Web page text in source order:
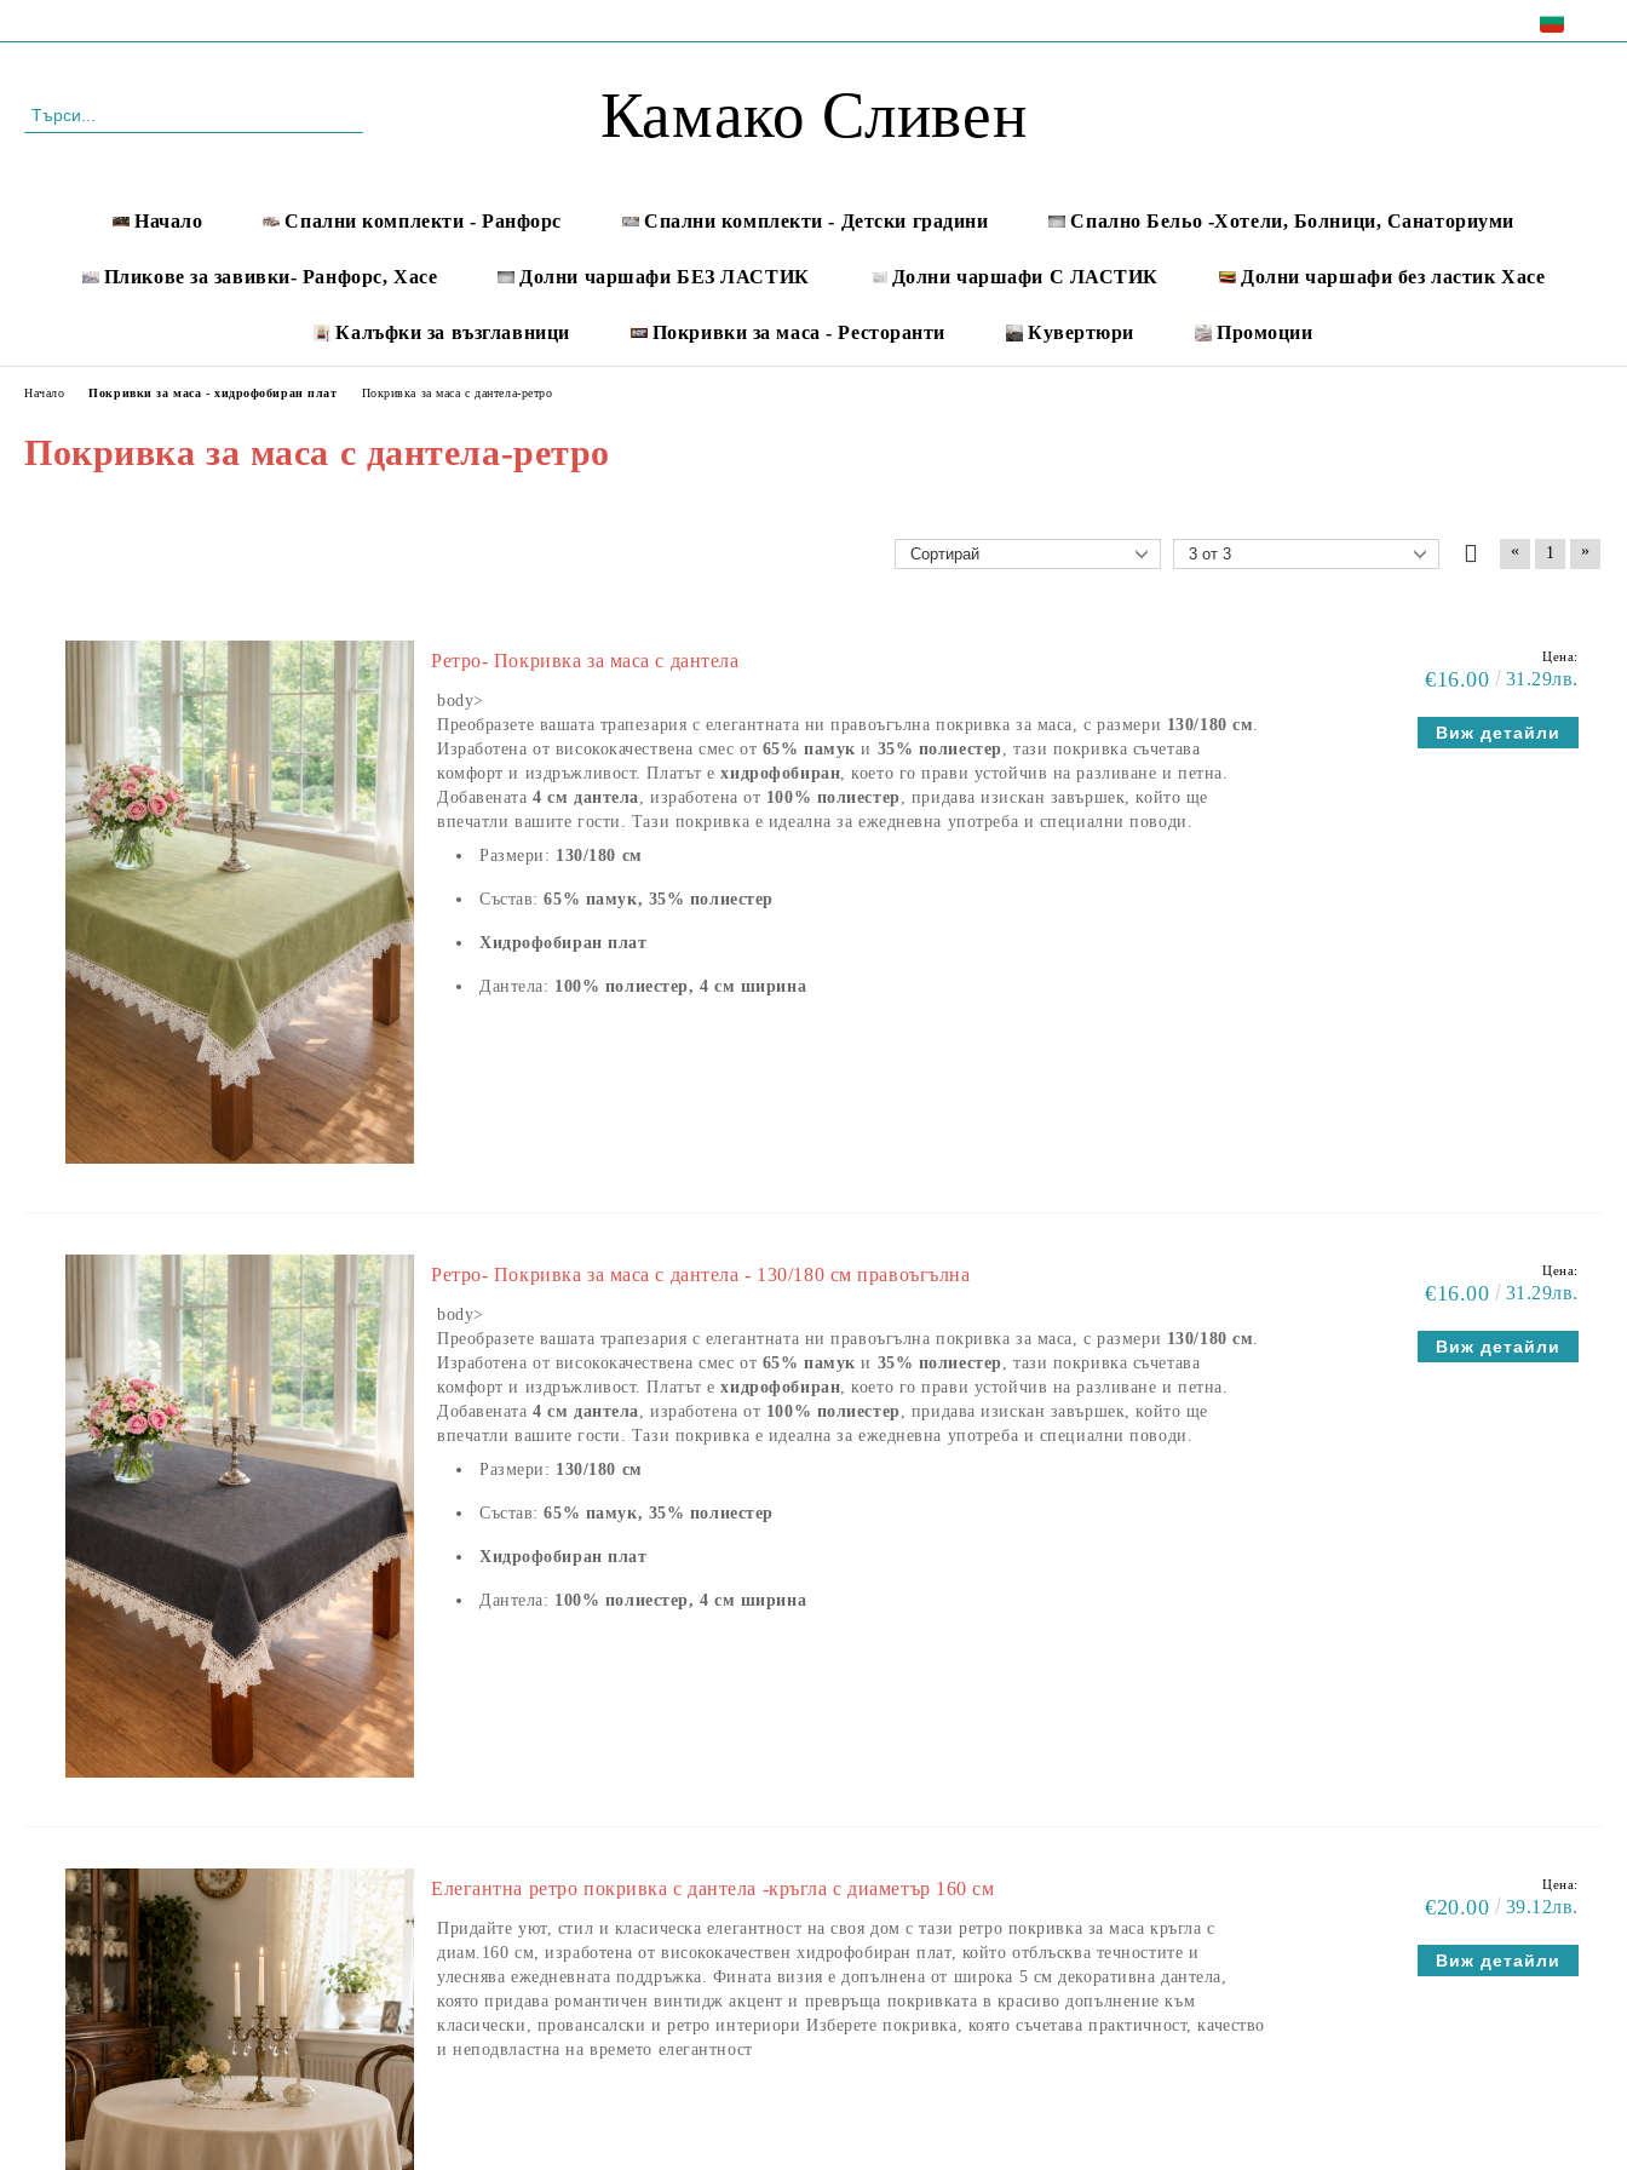
Камако Сливен
Начало Спални комплекти - Ранфорс Спални комплекти - Детски градини Спално Бельо -Хотели, Болници, Санаториуми
Пликове за завивки- Ранфорс, Хасе Долни чаршафи БЕЗ ЛАСТИК Долни чаршафи С ЛАСТИК Долни чаршафи без ластик Хасе
Калъфки за възглавници Покривки за маса - Ресторанти Кувертюри Промоции
Начало Покривки за маса - хидрофобиран плат Покривка за маса с дантела-ретро
Покривка за маса с дантела-ретро
« 1 »
Ретро- Покривка за маса с дантела
body>
Преобразете вашата трапезария с елегантната ни правоъгълна покривка за маса, с размери 130/180 см.
Изработена от висококачествена смес от 65% памук и 35% полиестер, тази покривка съчетава
комфорт и издръжливост. Платът ехидрофобиран, което го прави устойчив на разливане и петна.
Добавената4 см дантела, изработена от 100% полиестер, придава изискан завършек, който ще
впечатли вашите гости. Тази покривка е идеална за ежедневна употреба и специални поводи.
Размери: 130/180 см
Състав:65% памук, 35% полиестер
Хидрофобиран плат
Дантела: 100% полиестер, 4 см ширина
Цена:
€16.00 31.29лв.
Виж детайли
Ретро- Покривка за маса с дантела - 130/180 см правоъгълна
body>
Преобразете вашата трапезария с елегантната ни правоъгълна покривка за маса, с размери 130/180 см.
Изработена от висококачествена смес от 65% памук и 35% полиестер, тази покривка съчетава
комфорт и издръжливост. Платът ехидрофобиран, което го прави устойчив на разливане и петна.
Добавената4 см дантела, изработена от 100% полиестер, придава изискан завършек, който ще
впечатли вашите гости. Тази покривка е идеална за ежедневна употреба и специални поводи.
Размери: 130/180 см
Състав:65% памук, 35% полиестер
Хидрофобиран плат
Дантела: 100% полиестер, 4 см ширина
Цена:
€16.00 31.29лв.
Виж детайли
Елегантна ретро покривка с дантела -кръгла с диаметър 160 см
Придайте уют, стил и класическа елегантност на своя дом с тази ретро покривка за маса кръгла с
диам.160 см, изработена от висококачествен хидрофобиран плат, който отблъсква течностите и
улеснява ежедневната поддръжка. Фината визия е допълнена от широка 5 см декоративна дантела,
която придава романтичен винтидж акцент и превръща покривката в красиво допълнение към
класически, провансалски и ретро интериори Изберете покривка, която съчетава практичност, качество
и неподвластна на времето елегантност
Цена:
€20.00 39.12лв.
Виж детайли